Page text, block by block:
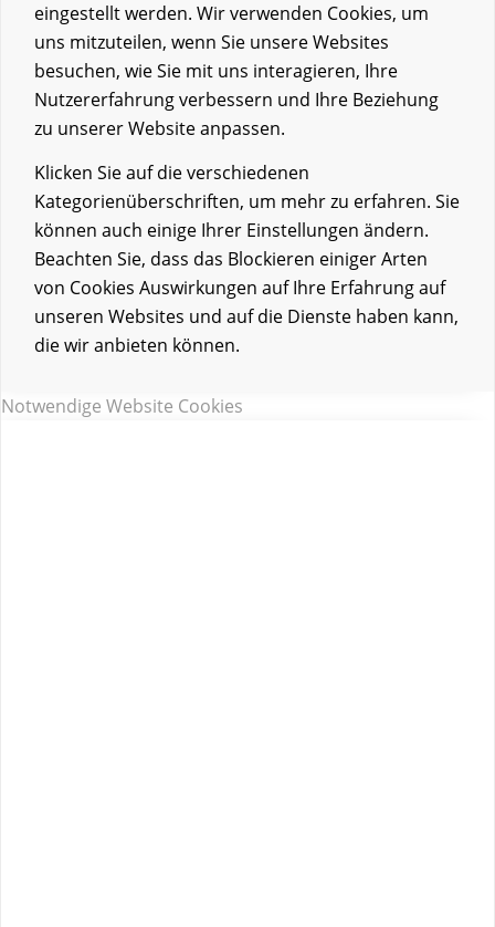
eingestellt werden. Wir verwenden Cookies, um
uns mitzuteilen, wenn Sie unsere Websites
besuchen, wie Sie mit uns interagieren, Ihre
Nutzererfahrung verbessern und Ihre Beziehung
zu unserer Website anpassen.
Klicken Sie auf die verschiedenen
Kategorienüberschriften, um mehr zu erfahren. Sie
können auch einige Ihrer Einstellungen ändern.
Beachten Sie, dass das Blockieren einiger Arten
von Cookies Auswirkungen auf Ihre Erfahrung auf
unseren Websites und auf die Dienste haben kann,
die wir anbieten können.
Notwendige Website Cookies